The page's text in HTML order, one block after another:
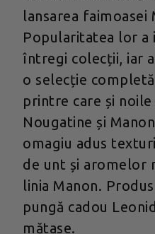
lansarea faimoasei
Popularitatea lor a
întregi colecții, iar
o selecție
printre care și
Nougatine și
omagiu adus
de unt și aromelor
linia Manon.
pungă cadou
mătase.